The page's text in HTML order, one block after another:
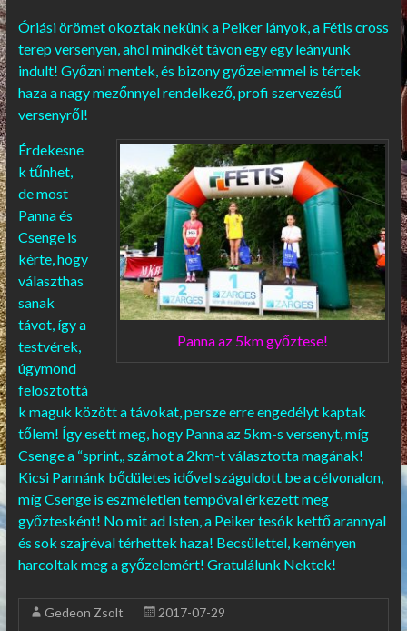
Óriási örömet okoztak nekünk a Peiker lányok, a Fétis cross
terep versenyen, ahol mindkét távon egy egy leányunk
indult! Győzni mentek, és bizony győzelemmel is tértek
haza a nagy mezőnnyel rendelkező, profi szervezésű
versenyről!
Panna az 5km győztese!
Érdekesne
k tűnhet,
de most
Panna és
Csenge is
kérte, hogy
választhas
sanak
távot, így a
testvérek,
úgymond
felosztottá
k maguk között a távokat, persze erre engedélyt kaptak
tőlem! Így esett meg, hogy Panna az 5km-s versenyt, míg
Csenge a “sprint,, számot a 2km-t választotta magának!
Kicsi Pannánk bődületes idővel száguldott be a célvonalon,
míg Csenge is eszméletlen tempóval érkezett meg
győztesként! No mit ad Isten, a Peiker tesók kettő arannyal
és sok szajréval térhettek haza! Becsülettel, keményen
harcoltak meg a győzelemért! Gratulálunk Nektek!
Gedeon Zsolt
2017-07-29